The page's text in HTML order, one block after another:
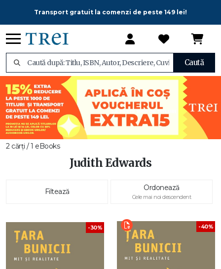
Transport gratuit la comenzi de peste 149 lei!
Caută
2 cărți / 1 eBooks
Judith Edwards
Filtează Ordonează
Cele mai noi descendent
-30% -40%